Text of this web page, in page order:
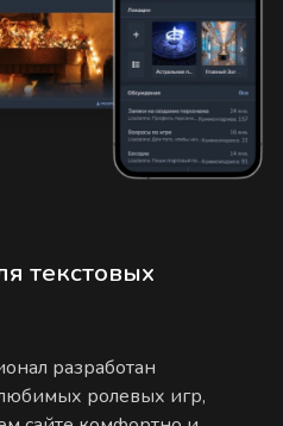
текстовых
разработан
ролевых игр,